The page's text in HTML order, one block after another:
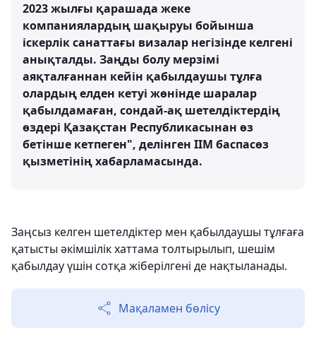
2023 жылғы қарашада жеке
компаниялардың шақыруы бойынша
іскерлік санаттағы визалар негізінде келгені
анықталды. Заңды болу мерзімі
аяқталғаннан кейін қабылдаушы тұлға
олардың елден кетуі жөнінде шаралар
қабылдамаған, сондай-ақ шетелдіктердің
өздері Қазақстан Республикасынан өз
бетінше кетпеген", делінген ІІМ баспасөз
қызметінің хабарламасында.
Заңсыз келген шетелдіктер мен қабылдаушы тұлғаға
қатысты әкімшілік хаттама толтырылып, шешім
қабылдау үшін сотқа жіберілгені де нақтыланады.
Мақаламен бөлісу